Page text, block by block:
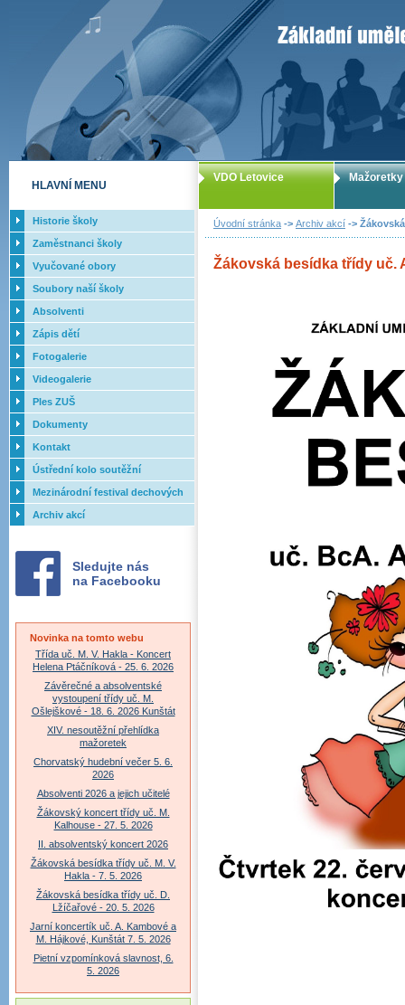
ZUŠ Letovice
Úvodní stránka -> Archiv akcí ->
Žákovská besídka třídy uč.
VDO Letovice Mažoretky
HLAVNÍ MENU
Historie školy
Zaměstnanci školy
Vyučované obory
Soubory naší školy
Absolventi
Zápis dětí
Fotogalerie
Videogalerie
Ples ZUŠ
Dokumenty
Kontakt
Ústřední kolo soutěžní
přehlídky dechových orchestrů
ZUŠ - 2017
Mezinárodní festival dechových
orchestrů - Letovice
Archiv akcí
Sledujte nás
na Facebooku
Novinka na tomto webu
Třída uč. M. V. Hakla - Koncert
Helena Ptáčníková - 25. 6. 2026
Závěrečné a absolventské
vystoupení třídy uč. M.
Ošlejškové - 18. 6. 2026 Kunštát
XIV. nesoutěžní přehlídka
mažoretek
Chorvatský hudební večer 5. 6.
2026
Absolventi 2026 a jejich učitelé
Žákovský koncert třídy uč. M.
Kalhouse - 27. 5. 2026
II. absolventský koncert 2026
Žákovská besídka třídy uč. M. V.
Hakla - 7. 5. 2026
Žákovská besídka třídy uč. D.
Lžíčařové - 20. 5. 2026
Jarní koncertík uč. A. Kambové a
M. Hájkové, Kunštát 7. 5. 2026
Pietní vzpomínková slavnost, 6.
5. 2026